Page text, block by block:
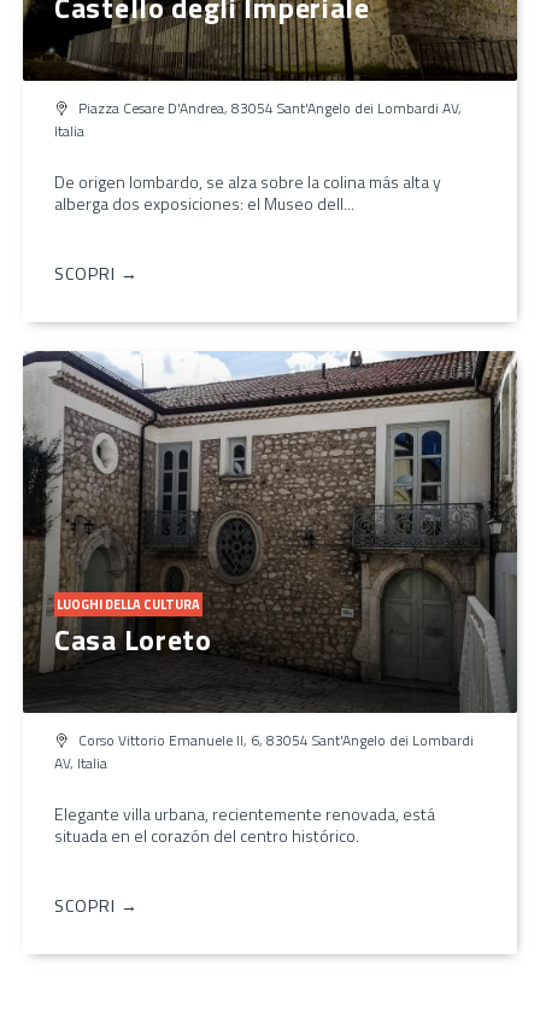
Piazza Cesare D'Andrea, 83054 Sant'Angelo dei Lombardi AV,
Italia
De origen lombardo, se alza sobre la colina más alta y
alberga dos exposiciones: el Museo dell...
SCOPRI →
LUOGHI DELLA CULTURA
Casa Loreto
Corso Vittorio Emanuele II, 6, 83054 Sant'Angelo dei Lombardi
AV, Italia
Elegante villa urbana, recientemente renovada, está
situada en el corazón del centro histórico.
SCOPRI →